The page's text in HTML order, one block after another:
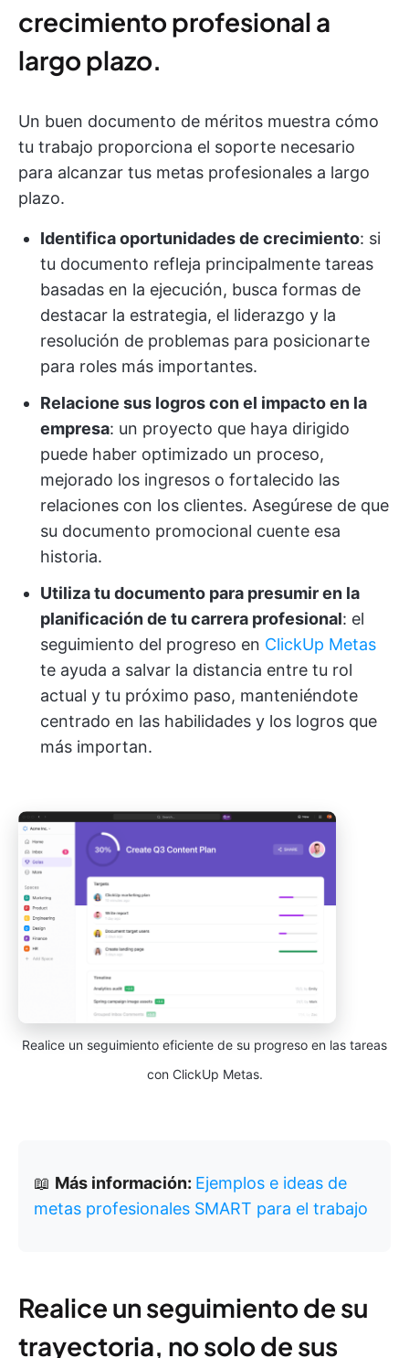
crecimiento profesional a
largo plazo.
Un buen documento de méritos muestra cómo
tu trabajo proporciona el soporte necesario
para alcanzar tus metas profesionales a largo
plazo.
Identifica oportunidades de crecimiento: si
tu documento refleja principalmente tareas
basadas en la ejecución, busca formas de
destacar la estrategia, el liderazgo y la
resolución de problemas para posicionarte
para roles más importantes.
Relacione sus logros con el impacto en la
empresa: un proyecto que haya dirigido
puede haber optimizado un proceso,
mejorado los ingresos o fortalecido las
relaciones con los clientes. Asegúrese de que
su documento promocional cuente esa
historia.
Utiliza tu documento para presumir en la
planificación de tu carrera profesional: el
seguimiento del progreso en ClickUp Metas
te ayuda a salvar la distancia entre tu rol
actual y tu próximo paso, manteniéndote
centrado en las habilidades y los logros que
más importan.
Realice un seguimiento eficiente de su progreso en las tareas
con ClickUp Metas.
📖 Más información: Ejemplos e ideas de
metas profesionales SMART para el trabajo
Realice un seguimiento de su
trayectoria, no solo de sus